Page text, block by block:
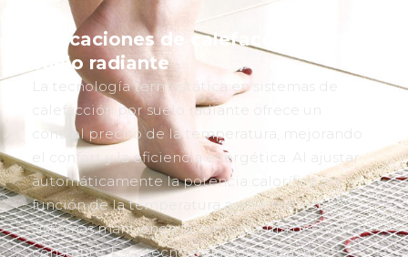
Aplicaciones de calefacción por
suelo radiante
La tecnología termostática en sistemas de
calefacción por suelo radiante ofrece un
control preciso de la temperatura, mejorando
el confort y la eficiencia energética. Al ajustar
automáticamente la potencia calorífica en
función de la temperatura ambiente, estos
sistemas mantienen la temperatura deseada y
constante. Esta tecnología garantiza una